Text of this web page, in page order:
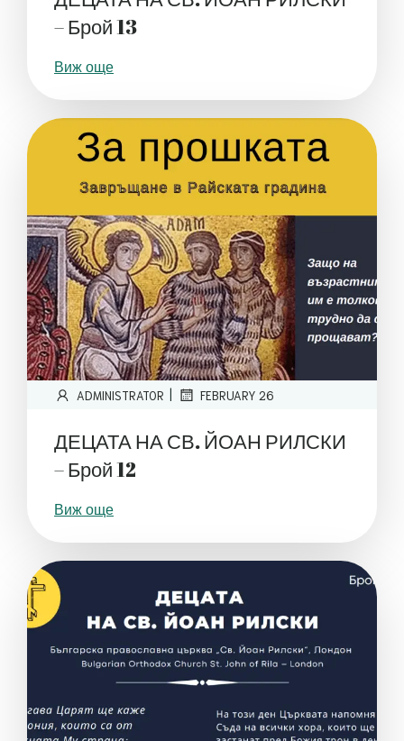
– Брой 13
Виж още
ADMINISTRATOR | FEBRUARY 26
ДЕЦАТА НА СВ. ЙОАН РИЛСКИ
– Брой 12
Виж още